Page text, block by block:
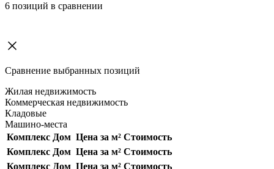
6 позиций в сравнении
Сравнение выбранных позиций
Жилая недвижимость
Коммерческая недвижимость
Кладовые
Машино-места
Комплекс Дом Цена за м² Стоимость
Комплекс Дом Цена за м² Стоимость
Комплекс Дом Цена за м² Стоимость